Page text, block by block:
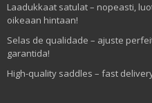
Laadukkaat satulat – nopeasti,
oikeaan hintaan!
Selas de qualidade – ajuste
garantida!
High-quality saddles – fast